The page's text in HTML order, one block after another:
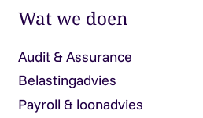
Wat we doen
Audit & Assurance
Belastingadvies
Payroll & loonadvies